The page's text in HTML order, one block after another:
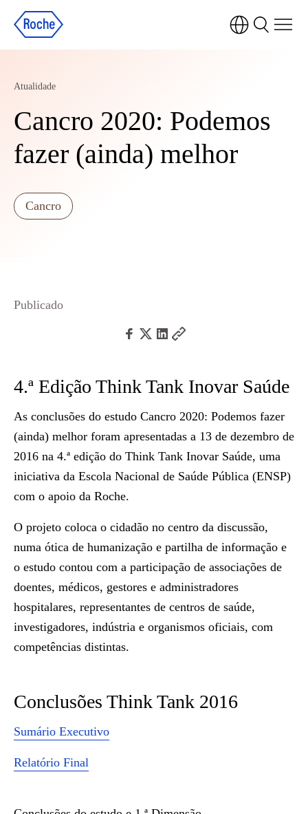
Atualidade
Cancro 2020: Podemos
fazer (ainda) melhor
Cancro
Publicado
4.ª Edição Think Tank Inovar Saúde
As conclusões do estudo Cancro 2020: Podemos fazer
(ainda) melhor foram apresentadas a 13 de dezembro de
2016 na 4.ª edição do Think Tank Inovar Saúde, uma
iniciativa da Escola Nacional de Saúde Pública (ENSP)
com o apoio da Roche.
O projeto coloca o cidadão no centro da discussão,
numa ótica de humanização e partilha de informação e
o estudo contou com a participação de associações de
doentes, médicos, gestores e administradores
hospitalares, representantes de centros de saúde,
investigadores, indústria e organismos oficiais, com
competências distintas.
Conclusões Think Tank 2016
Sumário Executivo
Relatório Final